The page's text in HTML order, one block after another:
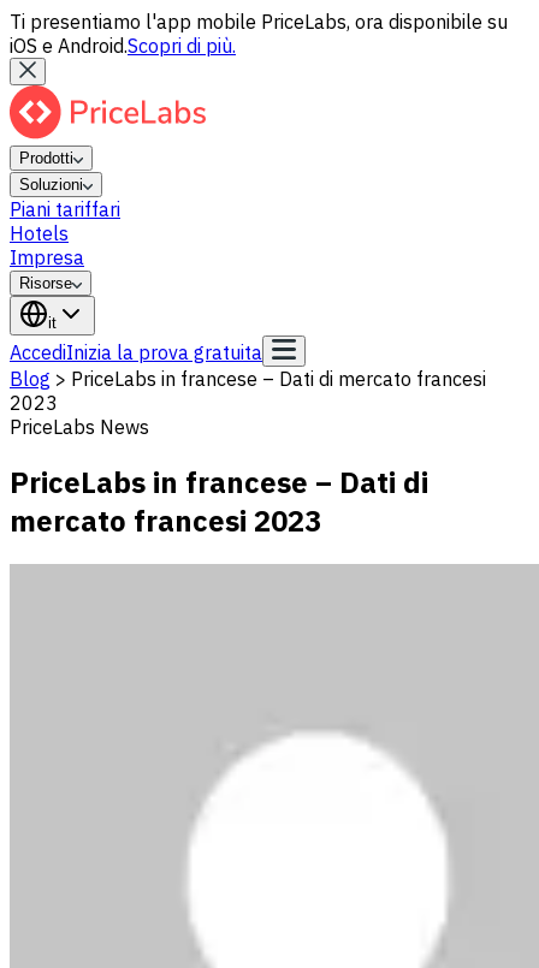
Ti presentiamo l'app mobile PriceLabs, ora disponibile su
iOS e Android.Scopri di più.
Prodotti
Soluzioni
Piani tariffari
Hotels
Impresa
Risorse
it
AccediInizia la prova gratuita
Blog > PriceLabs in francese – Dati di mercato francesi
2023
PriceLabs News
PriceLabs in francese – Dati di
mercato francesi 2023